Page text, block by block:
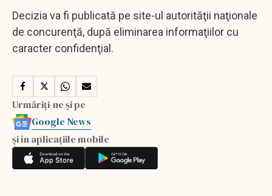
Decizia va fi publicată pe site-ul autorităţii naţionale
de concurenţă, după eliminarea informaţiilor cu
caracter confidenţial.
Urmăriți-ne și pe
Google News
și în aplicațiile mobile